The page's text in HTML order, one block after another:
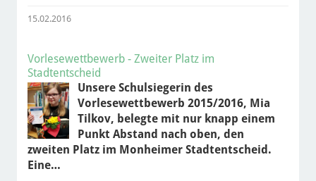
15.02.2016
Vorlesewettbewerb - Zweiter Platz im
Stadtentscheid
Unsere Schulsiegerin des
Vorlesewettbewerb 2015/2016, Mia
Tilkov, belegte mit nur knapp einem
Punkt Abstand nach oben, den
zweiten Platz im Monheimer Stadtentscheid.
Eine…